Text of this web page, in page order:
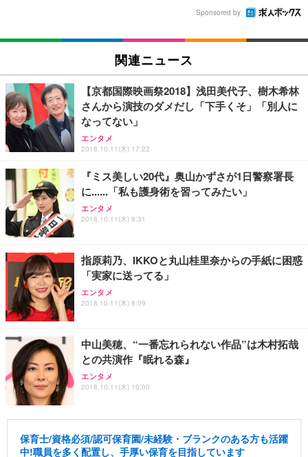
Sponsored by
関連ニュース
【京都国際映画祭2018】浅田美代子、樹木希林
さんから演技のダメだし「下手くそ」「別人に
なってない」
エンタメ
2018.10.11(木) 17:22
『ミス美しい20代』奥山かずさが1日警察署長
に......「私も護身術を習ってみたい」
エンタメ
2018.10.11(木) 9:31
指原莉乃、IKKOと丸山桂里奈からの手紙に困惑
「実家に送ってる」
エンタメ
2018.10.11(木) 8:09
中山美穂、“一番忘れられない作品”は木村拓哉
との共演作『眠れる森』
エンタメ
2018.10.11(木) 10:00
保育士/資格必須/認可保育園/未経験・ブランクのある方も活躍
中!職員を多く配置し、手厚い保育を目指しています